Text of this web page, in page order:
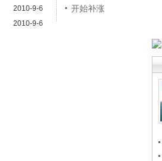
2010-9-6
2010-9-6
开始补涨